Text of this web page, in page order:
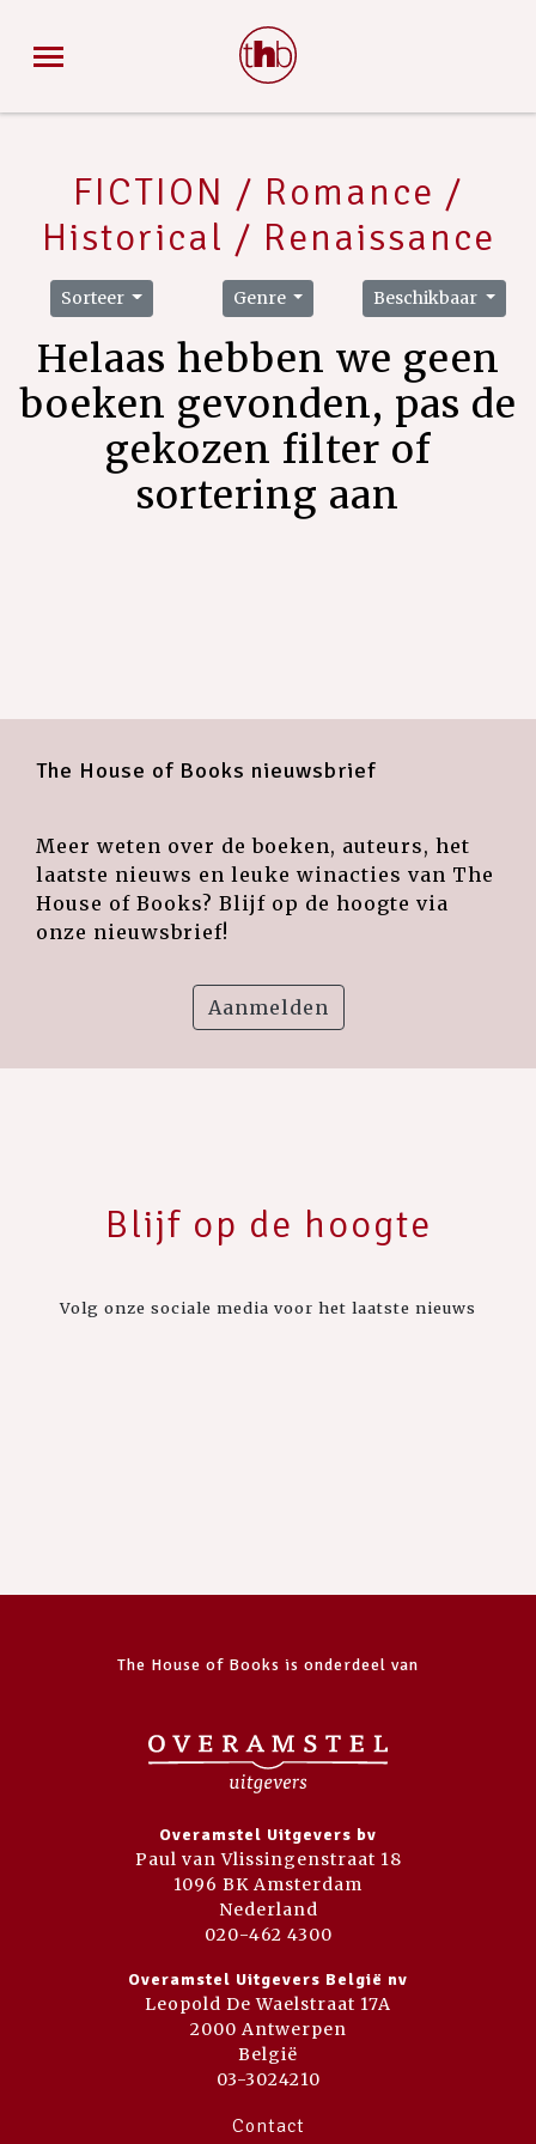
FICTION / Romance /
Historical / Renaissance
Sorteer Genre Beschikbaar
Helaas hebben we geen
boeken gevonden, pas de
gekozen filter of
sortering aan
The House of Books nieuwsbrief
Meer weten over de boeken, auteurs, het
laatste nieuws en leuke winacties van The
House of Books? Blijf op de hoogte via
onze nieuwsbrief!
Aanmelden
Blijf op de hoogte
Volg onze sociale media voor het laatste nieuws
The House of Books is onderdeel van
Overamstel Uitgevers bv
Paul van Vlissingenstraat 18
1096 BK Amsterdam
Nederland
020-462 4300
Overamstel Uitgevers België nv
Leopold De Waelstraat 17A
2000 Antwerpen
België
03-3024210
Contact